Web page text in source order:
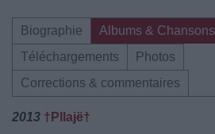
Biographie
Albums & Chansons
Téléchargements
Photos
Corrections & commentaires
2013 †Pllajë†